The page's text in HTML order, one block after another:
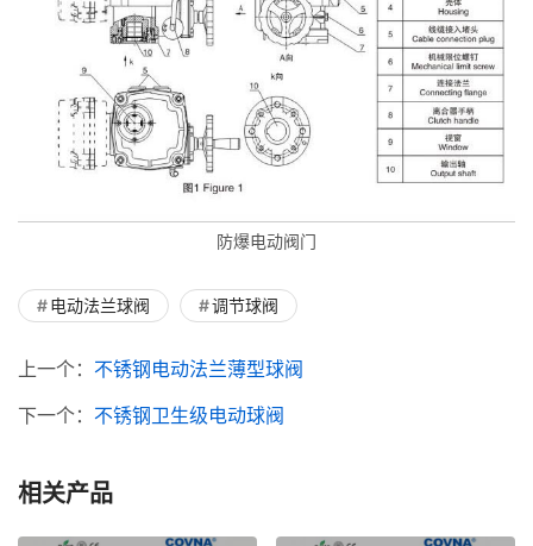
防爆电动阀门
电动法兰球阀 调节球阀
上一个： 不锈钢电动法兰薄型球阀
下一个： 不锈钢卫生级电动球阀
相关产品